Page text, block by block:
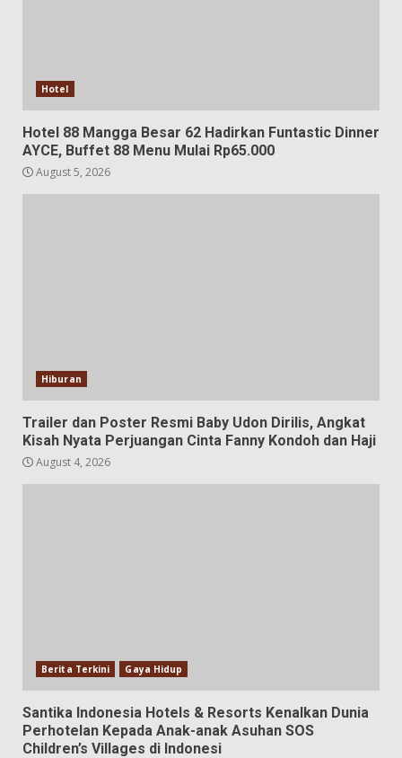
Hotel
Hotel 88 Mangga Besar 62 Hadirkan Funtastic Dinner
AYCE, Buffet 88 Menu Mulai Rp65.000
August 5, 2026
Hiburan
Trailer dan Poster Resmi Baby Udon Dirilis, Angkat
Kisah Nyata Perjuangan Cinta Fanny Kondoh dan Haji
August 4, 2026
Berita Terkini Gaya Hidup
Santika Indonesia Hotels & Resorts Kenalkan Dunia
Perhotelan Kepada Anak-anak Asuhan SOS
Children’s Villages di Indonesi